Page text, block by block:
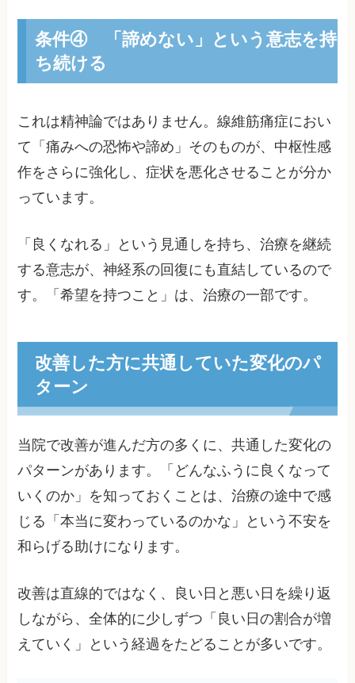
条件④ 「諦めない」という意志を持
ち続ける
これは精神論ではありません。線維筋痛症におい
て「痛みへの恐怖や諦め」そのものが、中枢性感
作をさらに強化し、症状を悪化させることが分か
っています。
「良くなれる」という見通しを持ち、治療を継続
する意志が、神経系の回復にも直結しているので
す。「希望を持つこと」は、治療の一部です。
改善した方に共通していた変化のパ
ターン
当院で改善が進んだ方の多くに、共通した変化の
パターンがあります。「どんなふうに良くなって
いくのか」を知っておくことは、治療の途中で感
じる「本当に変わっているのかな」という不安を
和らげる助けになります。
改善は直線的ではなく、良い日と悪い日を繰り返
しながら、全体的に少しずつ「良い日の割合が増
えていく」という経過をたどることが多いです。